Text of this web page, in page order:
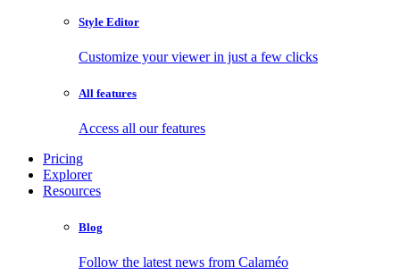
Style Editor
Customize your viewer in just a few clicks
All features
Access all our features
Pricing
Explorer
Resources
Blog
Follow the latest news from Calaméo